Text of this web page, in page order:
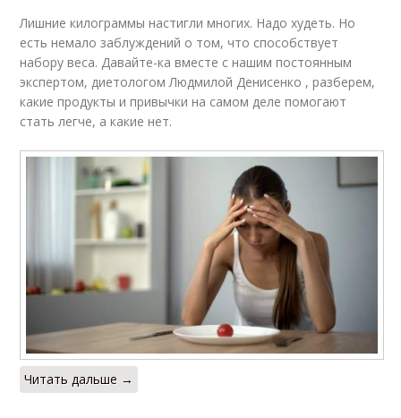
Лишние килограммы настигли многих. Надо худеть. Но
есть немало заблуждений о том, что способствует
набору веса. Давайте-ка вместе с нашим постоянным
экспертом, диетологом Людмилой Денисенко , разберем,
какие продукты и привычки на самом деле помогают
стать легче, а какие нет.
Читать дальше →